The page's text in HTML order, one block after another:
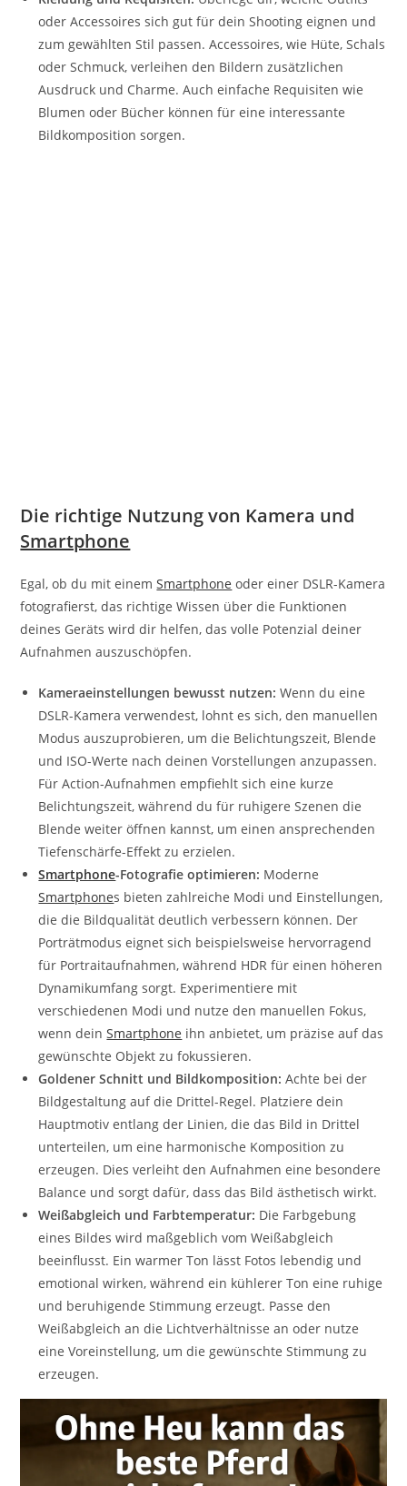
oder Accessoires sich gut für dein Shooting eignen und
zum gewählten Stil passen. Accessoires, wie Hüte, Schals
oder Schmuck, verleihen den Bildern zusätzlichen
Ausdruck und Charme. Auch einfache Requisiten wie
Blumen oder Bücher können für eine interessante
Bildkomposition sorgen.
Die richtige Nutzung von Kamera und
Smartphone
Egal, ob du mit einemSmartphone oder einer DSLR-Kamera
fotografierst, das richtige Wissen über die Funktionen
deines Geräts wird dir helfen, das volle Potenzial deiner
Aufnahmen auszuschöpfen.
Kameraeinstellungen bewusst nutzen: Wenn du eine
DSLR-Kamera verwendest, lohnt es sich, den manuellen
Modus auszuprobieren, um die Belichtungszeit, Blende
und ISO-Werte nach deinen Vorstellungen anzupassen.
Für Action-Aufnahmen empfiehlt sich eine kurze
Belichtungszeit, während du für ruhigere Szenen die
Blende weiter öffnen kannst, um einen ansprechenden
Tiefenschärfe-Effekt zu erzielen.
Smartphone-Fotografie optimieren: Moderne
Smartphones bieten zahlreiche Modi und Einstellungen,
die die Bildqualität deutlich verbessern können. Der
Porträtmodus eignet sich beispielsweise hervorragend
für Portraitaufnahmen, während HDR für einen höheren
Dynamikumfang sorgt. Experimentiere mit
verschiedenen Modi und nutze den manuellen Fokus,
wenn deinSmartphone ihn anbietet, um präzise auf das
gewünschte Objekt zu fokussieren.
Goldener Schnitt und Bildkomposition: Achte bei der
Bildgestaltung auf die Drittel-Regel. Platziere dein
Hauptmotiv entlang der Linien, die das Bild in Drittel
unterteilen, um eine harmonische Komposition zu
erzeugen. Dies verleiht den Aufnahmen eine besondere
Balance und sorgt dafür, dass das Bild ästhetisch wirkt.
Weißabgleich und Farbtemperatur: Die Farbgebung
eines Bildes wird maßgeblich vom Weißabgleich
beeinflusst. Ein warmer Ton lässt Fotos lebendig und
emotional wirken, während ein kühlerer Ton eine ruhige
und beruhigende Stimmung erzeugt. Passe den
Weißabgleich an die Lichtverhältnisse an oder nutze
eine Voreinstellung, um die gewünschte Stimmung zu
erzeugen.